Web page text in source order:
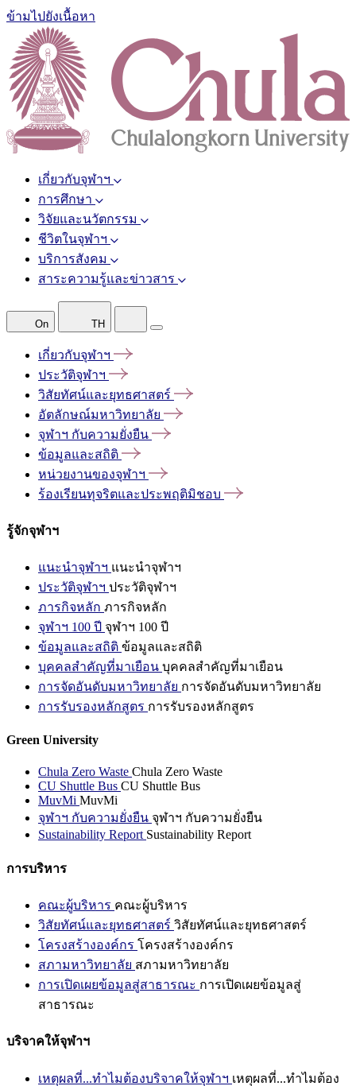
ข้ามไปยังเนื้อหา
เกี่ยวกับจุฬาฯ
การศึกษา
วิจัยและนวัตกรรม
ชีวิตในจุฬาฯ
บริการสังคม
สาระความรู้และข่าวสาร
On TH
เกี่ยวกับจุฬาฯ
ประวัติจุฬาฯ
วิสัยทัศน์และยุทธศาสตร์
อัตลักษณ์มหาวิทยาลัย
จุฬาฯ กับความยั่งยืน
ข้อมูลและสถิติ
หน่วยงานของจุฬาฯ
ร้องเรียนทุจริตและประพฤติมิชอบ
รู้จักจุฬาฯ
แนะนำจุฬาฯ แนะนำจุฬาฯ
ประวัติจุฬาฯ ประวัติจุฬาฯ
ภารกิจหลัก ภารกิจหลัก
จุฬาฯ 100 ปี จุฬาฯ 100 ปี
ข้อมูลและสถิติ ข้อมูลและสถิติ
บุคคลสำคัญที่มาเยือน บุคคลสำคัญที่มาเยือน
การจัดอันดับมหาวิทยาลัย การจัดอันดับมหาวิทยาลัย
การรับรองหลักสูตร การรับรองหลักสูตร
Green University
Chula Zero Waste Chula Zero Waste
CU Shuttle Bus CU Shuttle Bus
MuvMi MuvMi
จุฬาฯ กับความยั่งยืน จุฬาฯ กับความยั่งยืน
Sustainability Report Sustainability Report
การบริหาร
คณะผู้บริหาร คณะผู้บริหาร
วิสัยทัศน์และยุทธศาสตร์ วิสัยทัศน์และยุทธศาสตร์
โครงสร้างองค์กร โครงสร้างองค์กร
สภามหาวิทยาลัย สภามหาวิทยาลัย
การเปิดเผยข้อมูลสู่สาธารณะ การเปิดเผยข้อมูลสู่
สาธารณะ
บริจาคให้จุฬาฯ
เหตุผลที่...ทำไมต้องบริจาคให้จุฬาฯ เหตุผลที่...ทำไมต้อง